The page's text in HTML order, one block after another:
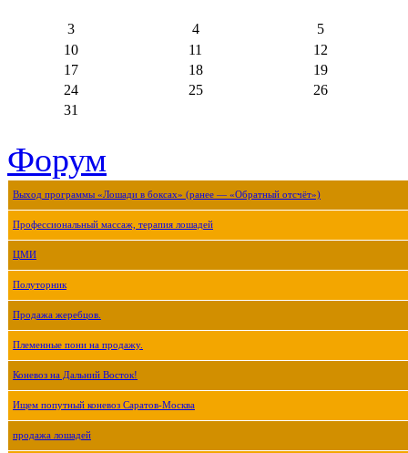
3 4
5
10
11
12
17
18
19
24
25
26
31
Форум
Выход программы «Лошади в боксах» (ранее — «Обратный отсчёт»)
Профессиональный массаж, терапия лошадей
ЦМИ
Полуторник
Продажа жеребцов.
Племенные пони на продажу.
Коневоз на Дальний Восток!
Ищем попутный коневоз Саратов-Москва
продажа лошадей